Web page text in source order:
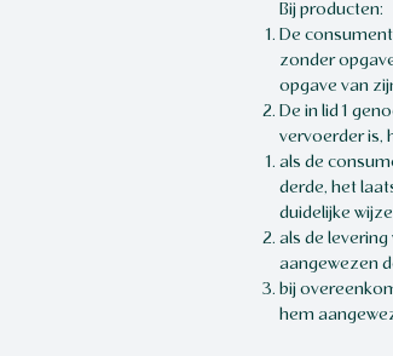
Bij producten:
De
zonder
opgave van
De in lid 1
vervoerder is,
als de
derde, het
duidelijke
als de
aangewezen
bij
hem